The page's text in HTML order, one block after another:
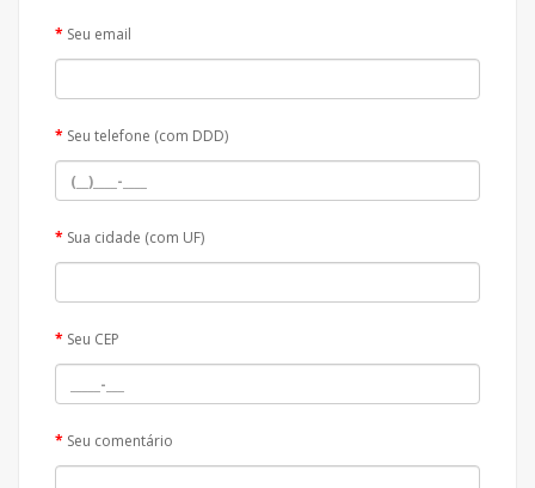
Seu email
Seu telefone (com DDD)
Sua cidade (com UF)
Seu CEP
Seu comentário